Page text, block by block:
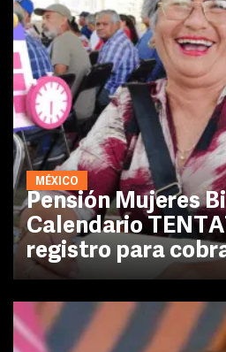
MÉXICO
Pensión Mujeres
Calendario
registro para